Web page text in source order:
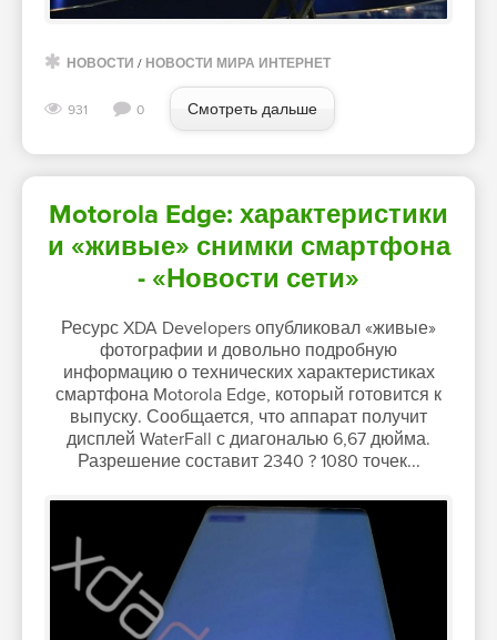
НОВОСТИ / НОВОСТИ МИРА ИНТЕРНЕТ
931 0 Смотреть дальше
Motorola Edge: характеристики
и «живые» снимки смартфона
- «Новости сети»
Ресурс XDA Developers опубликовал «живые»
фотографии и довольно подробную
информацию о технических характеристиках
смартфона Motorola Edge, который готовится к
выпуску. Сообщается, что аппарат получит
дисплей WaterFall с диагональю 6,67 дюйма.
Разрешение составит 2340 ? 1080 точек...